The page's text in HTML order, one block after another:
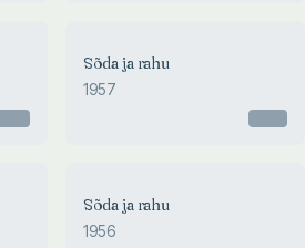
Sõda ja rahu
1957
Sõda ja rahu
1956